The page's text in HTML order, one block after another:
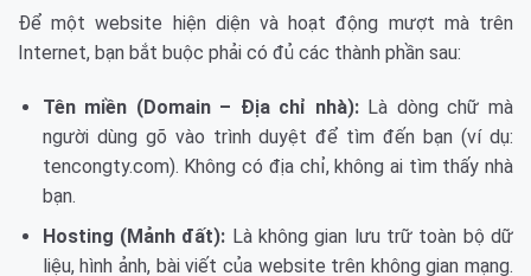
Để một website hiện diện và hoạt động mượt mà trên
Internet, bạn bắt buộc phải có đủ các thành phần sau:
Tên miền (Domain – Địa chỉ nhà):Là dòng chữ mà
người dùng gõ vào trình duyệt để tìm đến bạn (ví dụ:
tencongty.com). Không có địa chỉ, không ai tìm thấy nhà
bạn.
Hosting (Mảnh đất): Là không gian lưu trữ toàn bộ dữ
liệu, hình ảnh, bài viết của website trên không gian mạng.